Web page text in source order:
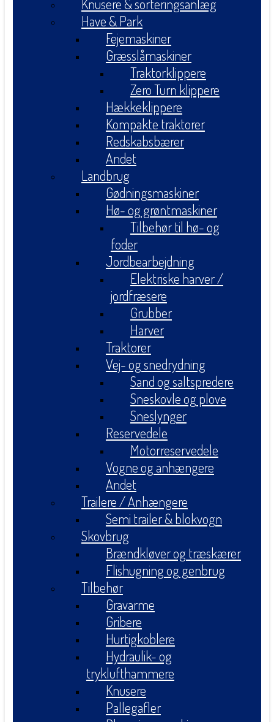
Knusere & sorteringsanlæg
Have & Park
Fejemaskiner
Græsslåmaskiner
Traktorklippere
Zero Turn klippere
Hækkeklippere
Kompakte traktorer
Redskabsbærer
Andet
Landbrug
Gødningsmaskiner
Hø- og grøntmaskiner
Tilbehør til hø- og
foder
Jordbearbejdning
Elektriske harver /
jordfræsere
Grubber
Harver
Traktorer
Vej- og snedrydning
Sand og saltspredere
Sneskovle og plove
Sneslynger
Reservedele
Motorreservedele
Vogne og anhængere
Andet
Trailere / Anhængere
Semi trailer & blokvogn
Skovbrug
Brændkløver og træskærer
Flishugning og genbrug
Tilbehør
Gravarme
Gribere
Hurtigkoblere
Hydraulik- og
tryklufthammere
Knusere
Pallegafler